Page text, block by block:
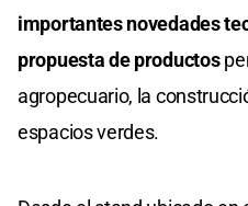
importantes novedades
propuesta de productos
agropecuario, la
espacios verdes.